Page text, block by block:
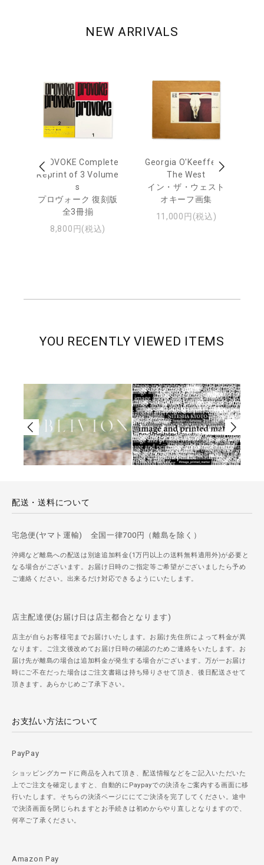
NEW ARRIVALS
PROVOKE Complete
Reprint of 3 Volume
s
プロヴォーク 復刻版
全3冊揃
8,800円(税込)
Georgia O'Keeffe: In
The West
イン・ザ・ウェスト
オキーフ画集
11,000円(税込)
YOU RECENTLY VIEWED ITEMS
配送・送料について
宅急便(ヤマト運輸) 全国一律700円（離島を除く）
沖縄など離島への配送は別途追加料金(1万円以上の送料無料適用外)が必要と
なる場合がございます。お届け日時のご指定等ご希望がございましたら予め
ご連絡ください。出来るだけ対応できるようにいたします。
店主配達便(お届け日は店主都合となります)
店主が自らお客様宅までお届けいたします。お届け先住所によって料金が異
なります。ご注文後改めてお届け日時の確認のためご連絡をいたします。お
届け先が離島の場合は追加料金が発生する場合がございます。万が一お届け
時にご不在だった場合はご注文書籍は持ち帰りさせて頂き、後日配送させて
頂きます。あらかじめご了承下さい。
お支払い方法について
PayPay
ショッピングカードに商品を入れて頂き、配送情報などをご記入いただいた
上でご注文を確定しますと、自動的にPaypayでの決済をご案内する画面に移
行いたします。そちらの決済ページににてご決済を完了してください。途中
で決済画面を閉じられますとお手続きは初めからやり直しとなりますので、
何卒ご了承ください。
Amazon Pay